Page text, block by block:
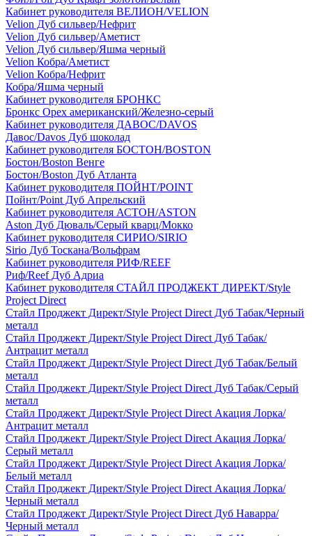
Кабинет руководителя ВЕЛИОН/VELION
Velion Дуб сильвер/Нефрит
Velion Дуб сильвер/Аметист
Velion Дуб сильвер/Яшма черный
Velion Кобра/Аметист
Velion Кобра/Нефрит
Кобра/Яшма черный
Кабинет руководителя БРОНКС
Бронкс Орех американский/Железно-серый
Кабинет руководителя ДАВОС/DAVOS
Давос/Davos Дуб шоколад
Кабинет руководителя БОСТОН/BOSTON
Бостон/Boston Венге
Бостон/Boston Дуб Атланта
Кабинет руководителя ПОЙНТ/POINT
Пойнт/Point Дуб Апрельский
Кабинет руководителя АСТОН/ASTON
Aston Дуб Дюваль/Серый кварц/Мокко
Кабинет руководителя СИРИО/SIRIO
Sirio Дуб Тоскана/Вольфрам
Кабинет руководителя РИФ/REEF
Риф/Reef Дуб Адриа
Кабинет руководителя СТАЙЛ ПРОДЖЕКТ ДИРЕКТ/Style
Project Direct
Стайл Проджект Директ/Style Project Direct Дуб Табак/Черный
металл
Стайл Проджект Директ/Style Project Direct Дуб Табак/
Антрацит металл
Стайл Проджект Директ/Style Project Direct Дуб Табак/Белый
металл
Стайл Проджект Директ/Style Project Direct Дуб Табак/Серый
металл
Стайл Проджект Директ/Style Project Direct Акация Лорка/
Антрацит металл
Стайл Проджект Директ/Style Project Direct Акация Лорка/
Серый металл
Стайл Проджект Директ/Style Project Direct Акация Лорка/
Белый металл
Стайл Проджект Директ/Style Project Direct Акация Лорка/
Черный металл
Стайл Проджект Директ/Style Project Direct Дуб Наварра/
Черный металл